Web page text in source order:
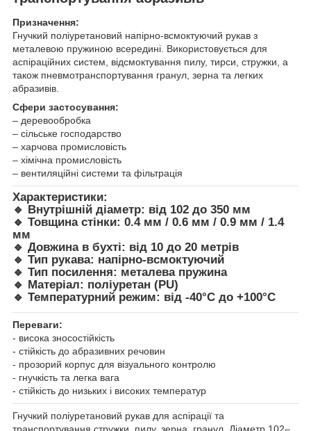
Призначення:
Гнучкий поліуретановий напірно-всмоктуючий рукав з
металевою пружиною всередині. Використовується для
аспіраційних систем, відсмоктування пилу, тирси, стружки, а
також пневмотранспортування гранул, зерна та легких
абразивів.
Сфери застосування:
– деревообробка
– сільське господарство
– харчова промисловість
– хімічна промисловість
– вентиляційні системи та фільтрація
Характеристики:
🔹 Внутрішній діаметр: від 102 до 350 мм
🔹 Товщина стінки: 0.4 мм / 0.6 мм / 0.9 мм / 1.4
мм
🔹 Довжина в бухті: від 10 до 20 метрів
🔹 Тип рукава: напірно-всмоктуючий
🔹 Тип посилення: металева пружина
🔹 Матеріал: поліуретан (PU)
🔹 Температурний режим: від -40°C до +100°C
Переваги:
- висока зносостійкість
- стійкість до абразивних речовин
- прозорий корпус для візуального контролю
- гнучкість та легка вага
- стійкість до низьких і високих температур
Гнучкий поліуретановий рукав для аспірації та